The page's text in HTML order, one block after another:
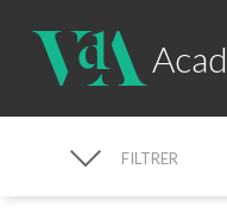
FILTRER